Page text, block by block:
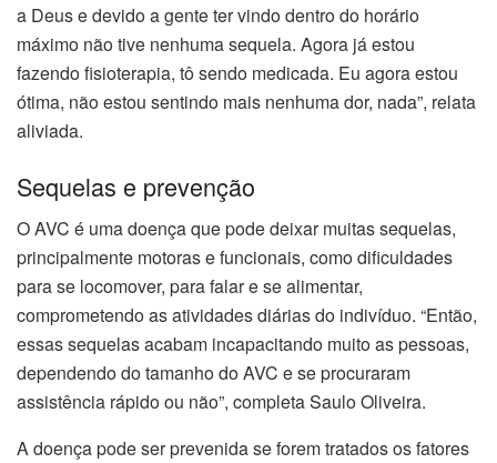
a Deus e devido a gente ter vindo dentro do horário
máximo não tive nenhuma sequela. Agora já estou
fazendo fisioterapia, tô sendo medicada. Eu agora estou
ótima, não estou sentindo mais nenhuma dor, nada”, relata
aliviada.
Sequelas e prevenção
O AVC é uma doença que pode deixar muitas sequelas,
principalmente motoras e funcionais, como dificuldades
para se locomover, para falar e se alimentar,
comprometendo as atividades diárias do indivíduo. “Então,
essas sequelas acabam incapacitando muito as pessoas,
dependendo do tamanho do AVC e se procuraram
assistência rápido ou não”, completa Saulo Oliveira.
A doença pode ser prevenida se forem tratados os fatores